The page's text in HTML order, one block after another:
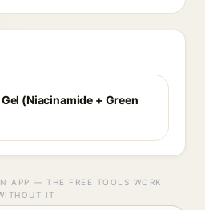
(Niacinamide + Green
APP — THE FREE TOOLS WORK
IT